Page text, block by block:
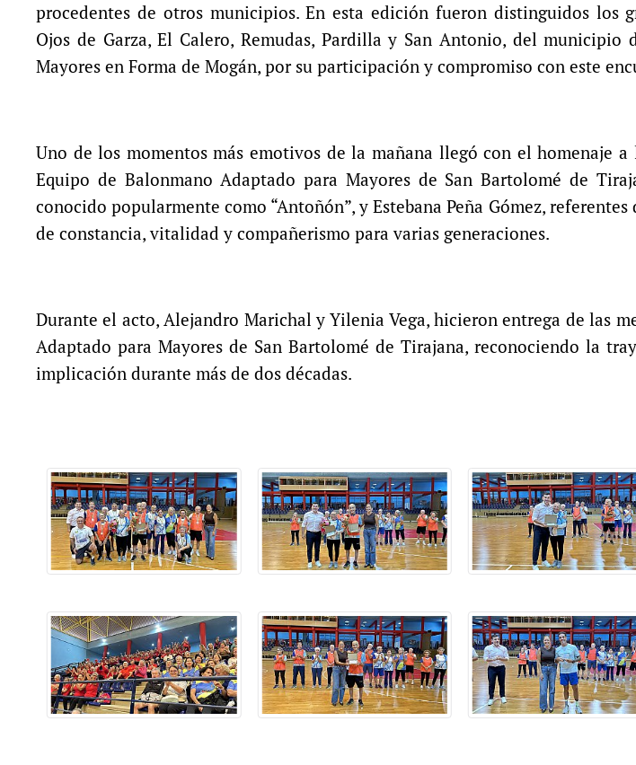
procedentes de otros municipios. En esta edición fueron distinguidos los
Ojos de Garza, El Calero, Remudas, Pardilla y San Antonio, del
Mayores en Forma de Mogán, por su participación y compromiso con este
Uno de los momentos más emotivos de la mañana llegó con el homenaje a
Equipo de Balonmano Adaptado para Mayores de San Bartolomé de
conocido popularmente como “Antoñón”, y Estebana Peña Gómez,
de constancia, vitalidad y compañerismo para varias generaciones.
Durante el acto, Alejandro Marichal y Yilenia Vega, hicieron entrega de las
Adaptado para Mayores de San Bartolomé de Tirajana, reconociendo la
implicación durante más de dos décadas.